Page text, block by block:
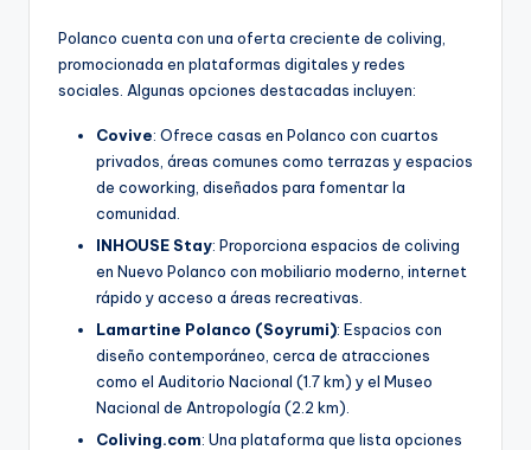
Polanco cuenta con una oferta creciente de coliving,
promocionada en plataformas digitales y redes
sociales. Algunas opciones destacadas incluyen:
Covive: Ofrece casas en Polanco con cuartos
privados, áreas comunes como terrazas y espacios
de coworking, diseñados para fomentar la
comunidad.
INHOUSE Stay: Proporciona espacios de coliving
en Nuevo Polanco con mobiliario moderno, internet
rápido y acceso a áreas recreativas.
Lamartine Polanco (Soyrumi): Espacios con
diseño contemporáneo, cerca de atracciones
como el Auditorio Nacional (1.7 km) y el Museo
Nacional de Antropología (2.2 km).
Coliving.com: Una plataforma que lista opciones